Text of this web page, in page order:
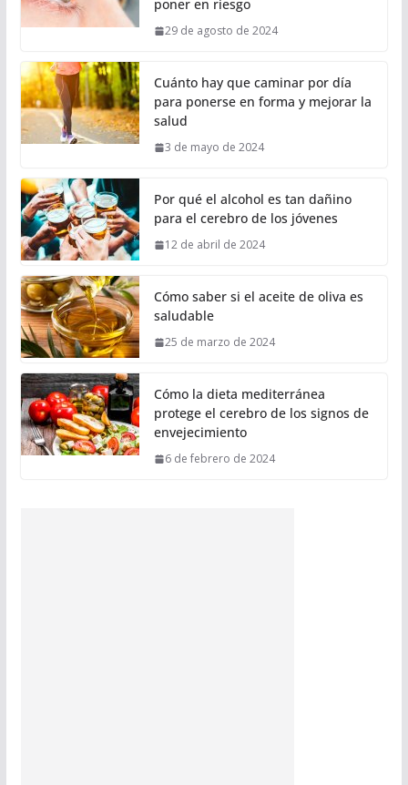
poner en riesgo
29 de agosto de 2024
Cuánto hay que caminar por día
para ponerse en forma y mejorar la
salud
3 de mayo de 2024
Por qué el alcohol es tan dañino
para el cerebro de los jóvenes
12 de abril de 2024
Cómo saber si el aceite de oliva es
saludable
25 de marzo de 2024
Cómo la dieta mediterránea
protege el cerebro de los signos de
envejecimiento
6 de febrero de 2024